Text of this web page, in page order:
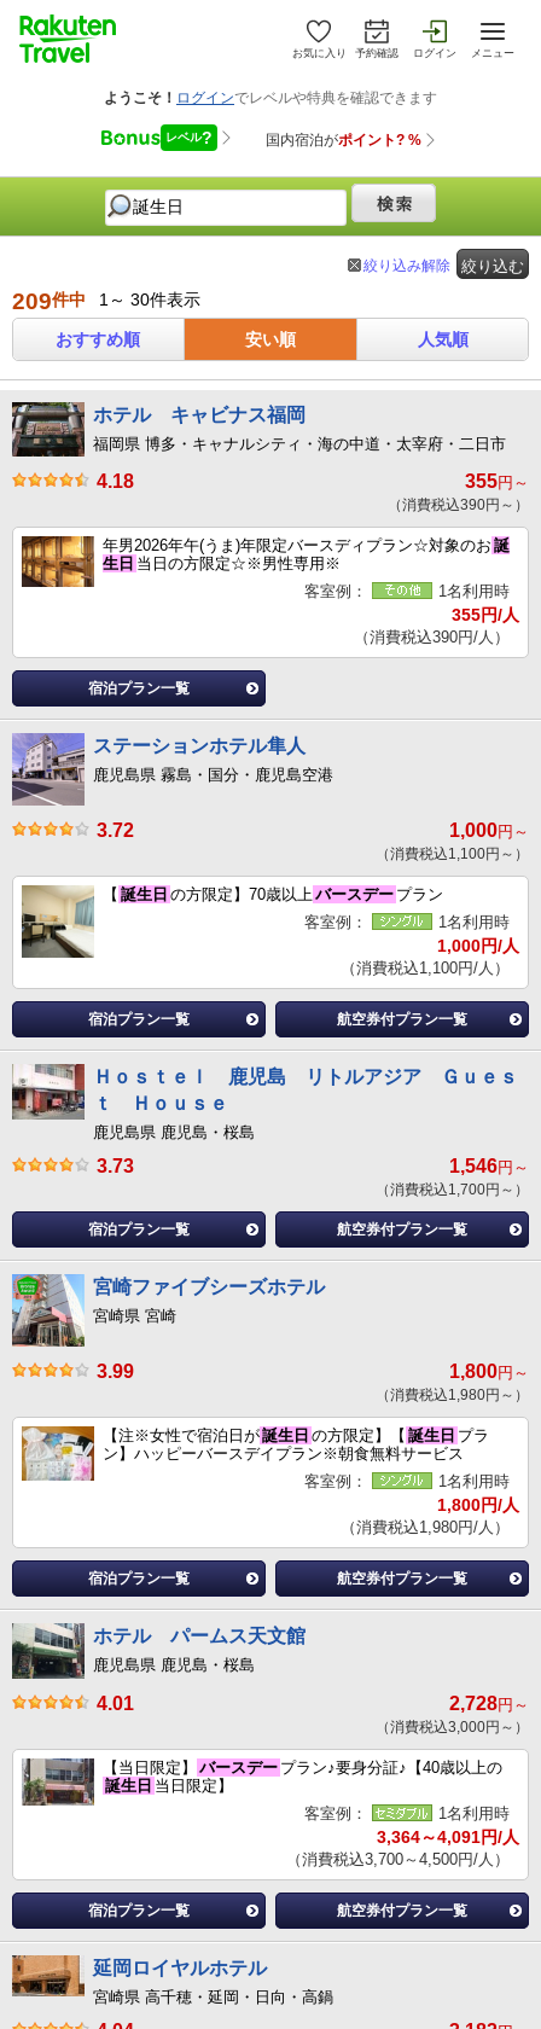
お気に入り 予約確認 ログイン メニュー
絞り込む
絞り込み解除
209件中 1～ 30件表示
おすすめ順 安い順 人気順
ホテル キャビナス福岡
福岡県 博多・キャナルシティ・海の中道・太宰府・二日市
4.18 355円～
（消費税込390円～）
年男2026年午(うま)年限定バースディプラン☆対象のお 誕
生日 当日の方限定☆※男性専用※
客室例：
1名利用時
355円/人
（消費税込390円/人）
宿泊プラン一覧
ステーションホテル隼人
鹿児島県 霧島・国分・鹿児島空港
3.72 1,000円～
（消費税込1,100円～）
【 誕生日 の方限定】70歳以上バースデー プラン
客室例：
1名利用時
1,000円/人
（消費税込1,100円/人）
宿泊プラン一覧 航空券付プラン一覧
Ｈｏｓｔｅｌ 鹿児島 リトルアジア Ｇｕｅｓ
ｔ Ｈｏｕｓｅ
鹿児島県 鹿児島・桜島
3.73 1,546円～
（消費税込1,700円～）
宿泊プラン一覧 航空券付プラン一覧
宮崎ファイブシーズホテル
宮崎県 宮崎
3.99 1,800円～
（消費税込1,980円～）
【注※女性で宿泊日が誕生日 の方限定】【 誕生日 プラ
ン】ハッピーバースデイプラン※朝食無料サービス
客室例：
1名利用時
1,800円/人
（消費税込1,980円/人）
宿泊プラン一覧 航空券付プラン一覧
ホテル パームス天文館
鹿児島県 鹿児島・桜島
4.01 2,728円～
（消費税込3,000円～）
【当日限定】 バースデー プラン♪要身分証♪【40歳以上の
誕生日 当日限定】
客室例：
1名利用時
3,364～4,091円/人
（消費税込3,700～4,500円/人）
宿泊プラン一覧 航空券付プラン一覧
延岡ロイヤルホテル
宮崎県 高千穂・延岡・日向・高鍋